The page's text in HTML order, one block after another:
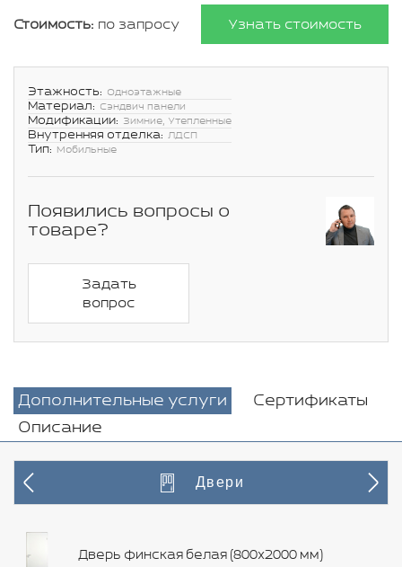
Стоимость: по запросу Узнать стоимость
Этажность: Одноэтажные
Материал: Сэндвич панели
Модификации: Зимние, Утепленные
Внутренняя отделка: ЛДСП
Тип: Мобильные
Появились вопросы о
товаре?
Задать
вопрос
Дополнительные услуги
Сертификаты
Описание
Двери
Дверь финская белая (800х2000 мм)